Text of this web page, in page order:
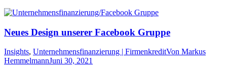
Neues Design unserer Facebook Gruppe
Insights, Unternehmensfinanzierung | FirmenkreditVon Markus
HemmelmannJuni 30, 2021